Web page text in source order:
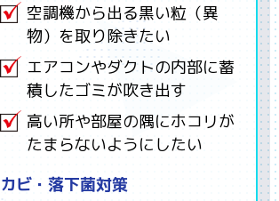
空調機から出る黒い粒（異
物）を取り除きたい
エアコンやダクトの内部に蓄
積したゴミが吹き出す
高い所や部屋の隅にホコリが
たまらないようにしたい
カビ・落下菌対策